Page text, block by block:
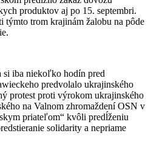
produktov aj po 15. septembri.
týmto trom krajinám žalobu na pôde
si iba niekoľko hodín pred
predvolalo ukrajinského
protest proti výrokom ukrajinského
na Valnom zhromaždení OSN v
priateľom“ kvôli predĺženiu
solidarity a nepriame